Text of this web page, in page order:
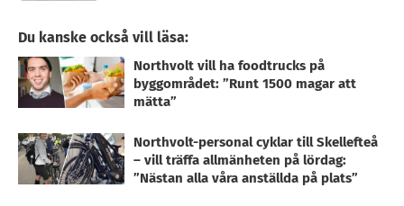
Du kanske också vill läsa:
Northvolt vill ha foodtrucks på
byggområdet: ”Runt 1500 magar att
mätta”
Northvolt-personal cyklar till Skellefteå
– vill träffa allmänheten på lördag:
”Nästan alla våra anställda på plats”